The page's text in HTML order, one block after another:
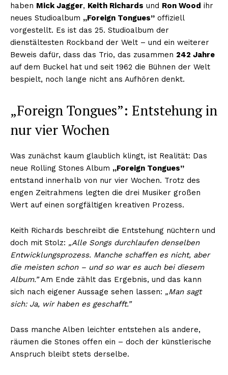
haben Mick Jagger, Keith Richards und Ron Wood ihr
neues Studioalbum „Foreign Tongues” offiziell
vorgestellt. Es ist das 25. Studioalbum der
dienstältesten Rockband der Welt – und ein weiterer
Beweis dafür, dass das Trio, das zusammen 242 Jahre
auf dem Buckel hat und seit 1962 die Bühnen der Welt
bespielt, noch lange nicht ans Aufhören denkt.
„Foreign Tongues”: Entstehung in
nur vier Wochen
Was zunächst kaum glaublich klingt, ist Realität: Das
neue Rolling Stones Album „Foreign Tongues”
entstand innerhalb von nur vier Wochen. Trotz des
engen Zeitrahmens legten die drei Musiker großen
Wert auf einen sorgfältigen kreativen Prozess.
Keith Richards beschreibt die Entstehung nüchtern und
doch mit Stolz: „Alle Songs durchlaufen denselben
Entwicklungsprozess. Manche schaffen es nicht, aber
die meisten schon – und so war es auch bei diesem
Album.”Am Ende zählt das Ergebnis, und das kann
sich nach eigener Aussage sehen lassen: „Man sagt
sich: Ja, wir haben es geschafft.”
Dass manche Alben leichter entstehen als andere,
räumen die Stones offen ein – doch der künstlerische
Anspruch bleibt stets derselbe.